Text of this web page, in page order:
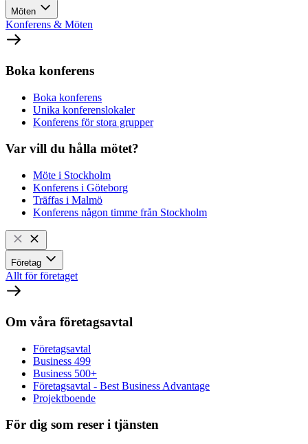
Möten
Konferens & Möten
Boka konferens
Boka konferens
Unika konferenslokaler
Konferens för stora grupper
Var vill du hålla mötet?
Möte i Stockholm
Konferens i Göteborg
Träffas i Malmö
Konferens någon timme från Stockholm
Företag
Allt för företaget
Om våra företagsavtal
Företagsavtal
Business 499
Business 500+
Företagsavtal - Best Business Advantage
Projektboende
För dig som reser i tjänsten